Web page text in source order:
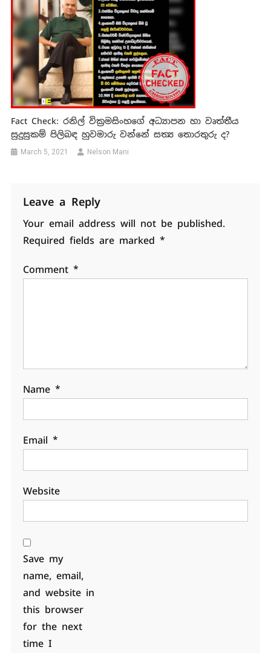
Fact Check: රනිල් වික්‍රමසිංහගේ අධ්‍යාපන හා වෘත්තීය
සුදුසුකම් පිලිබඳ හුවමාරු වන්නේ සත්‍ය තොරතුරු ද?
March 5, 2021 Nelson Mani
Leave a Reply
Your email address will not be published.
Required fields are marked *
Comment *
Name *
Email *
Website
Save my
name, email,
and website in
this browser
for the next
time I